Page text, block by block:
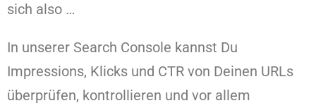
sich also …
In unserer Search Console kannst Du
Impressions, Klicks und CTR von Deinen URLs
überprüfen, kontrollieren und vor allem